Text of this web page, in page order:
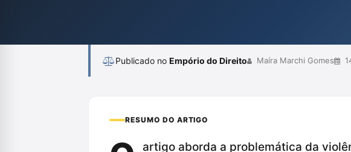
Publicado no Empório do Direito Maíra Marchi Gomes
RESUMO DO ARTIGO
artigo aborda a problemática da